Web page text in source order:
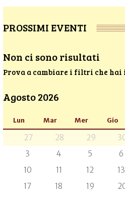
PROSSIMI EVENTI
Non ci sono risultati
Prova a cambiare i filtri che hai
Agosto 2026
Lun Mar Mer Gio
27 28 29
3
4 5 6
10
11 12 13
17
18 19